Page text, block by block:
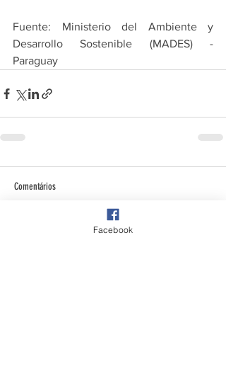
Fuente: Ministerio del Ambiente y
Desarrollo Sostenible (MADES) -
Paraguay
Comentários
Facebook